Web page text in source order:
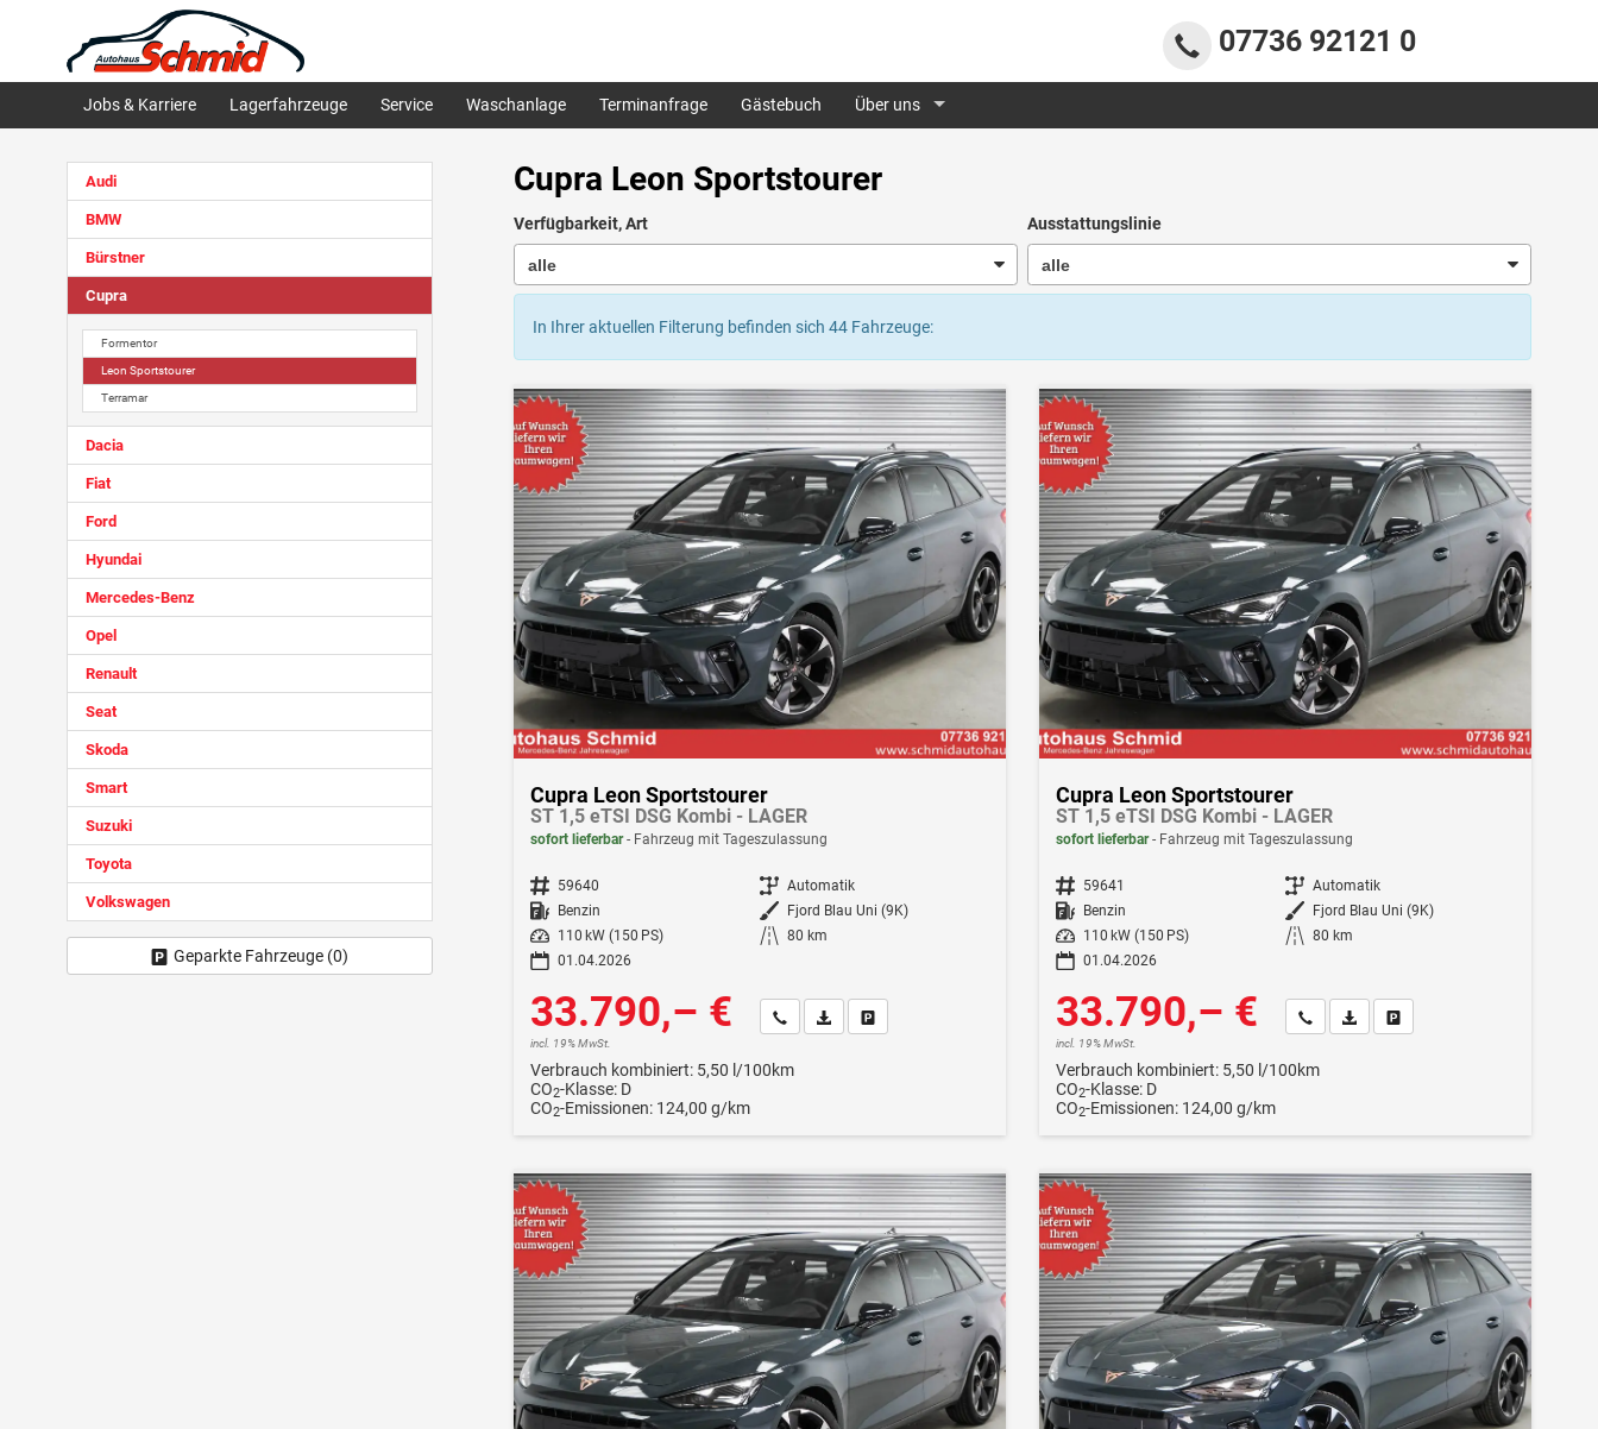
07736 92121 0
Jobs & Karriere Lagerfahrzeuge Service Waschanlage Terminanfrage Gästebuch Über uns
Cupra Leon Sportstourer
Verfügbarkeit, Art Ausstattungslinie
In Ihrer aktuellen Filterung befinden sich 44Fahrzeuge:
Cupra Leon Sportstourer
ST 1,5 eTSI DSG Kombi - LAGER
sofort lieferbar Fahrzeug mit Tageszulassung
Fahrzeugnr. 59640 Getriebe Automatik
Kraftstoff Benzin Außenfarbe Fjord Blau Uni (9K)
Leistung
110 kW (150 PS) Kilometerstand 80 km
01.04.2026
33.790,– €
incl. 19% MwSt.
Wir rufen Sie an
Fahrzeugexposé (PDF)
Fahrzeug parken
Verbrauch kombiniert: 5,50 l/100km
CO2-Klasse: D
CO2-Emissionen: 124,00 g/km
Cupra Leon Sportstourer
ST 1,5 eTSI DSG Kombi - LAGER
sofort lieferbar Fahrzeug mit Tageszulassung
Fahrzeugnr. 59641 Getriebe Automatik
Kraftstoff Benzin Außenfarbe Fjord Blau Uni (9K)
Leistung
110 kW (150 PS) Kilometerstand 80 km
01.04.2026
33.790,– €
incl. 19% MwSt.
Wir rufen Sie an
Fahrzeugexposé (PDF)
Fahrzeug parken
Verbrauch kombiniert: 5,50 l/100km
CO2-Klasse: D
CO2-Emissionen: 124,00 g/km
Audi
BMW
Bürstner
Cupra
Formentor
Leon Sportstourer
Terramar
Dacia
Fiat
Ford
Hyundai
Mercedes-Benz
Opel
Renault
Seat
Skoda
Smart
Suzuki
Toyota
Volkswagen
Geparkte Fahrzeuge (0)